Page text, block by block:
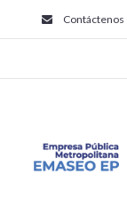
Contáctenos